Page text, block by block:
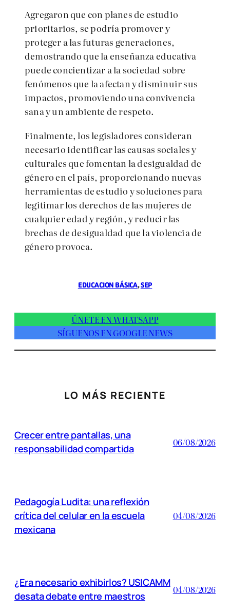
Agregaron que con planes de estudio
prioritarios, se podría promover y
proteger a las futuras generaciones,
demostrando que la enseñanza educativa
puede concientizar a la sociedad sobre
fenómenos que la afectan y disminuir sus
impactos, promoviendo una convivencia
sana y un ambiente de respeto.
Finalmente, los legisladores consideran
necesario identificar las causas sociales y
culturales que fomentan la desigualdad de
género en el país, proporcionando nuevas
herramientas de estudio y soluciones para
legitimar los derechos de las mujeres de
cualquier edad y región, y reducir las
brechas de desigualdad que la violencia de
género provoca.
EDUCACION BÁSICA, SEP
ÚNETE EN WHATSAPP
SÍGUENOS EN GOOGLE NEWS
LO MÁS RECIENTE
Crecer entre pantallas, una
responsabilidad compartida
06/08/2026
Pedagogía Ludita: una reflexión
crítica del celular en la escuela
mexicana
04/08/2026
¿Era necesario exhibirlos? USICAMM
desata debate entre maestros
04/08/2026